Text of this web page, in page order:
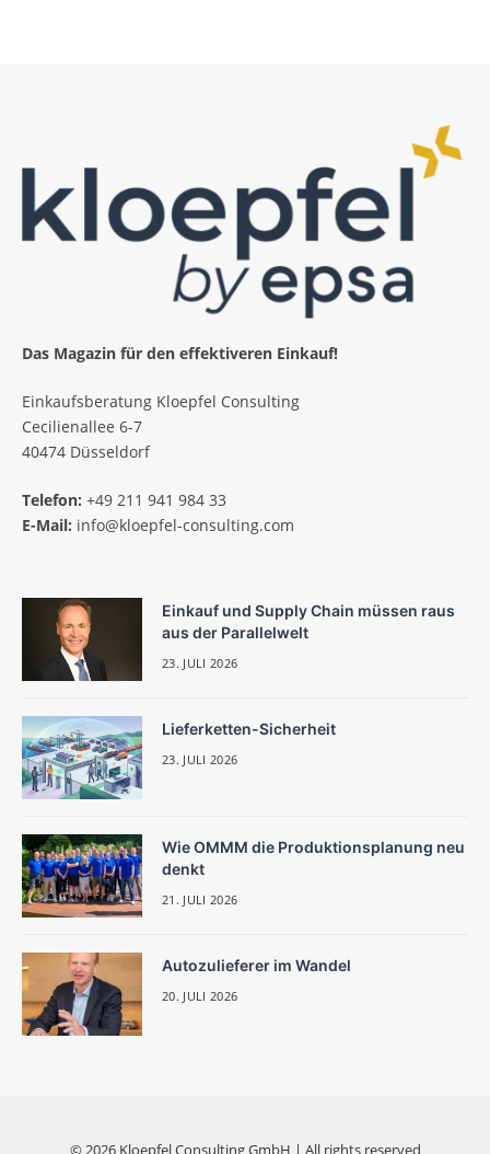
Das Magazin für den effektiveren Einkauf!
Einkaufsberatung Kloepfel Consulting
Cecilienallee 6-7
40474 Düsseldorf
Telefon: +49 211 941 984 33
E-Mail: info@kloepfel-consulting.com
Einkauf und Supply Chain müssen raus
aus der Parallelwelt
23. JULI 2026
Lieferketten-Sicherheit
23. JULI 2026
Wie OMMM die Produktionsplanung neu
denkt
21. JULI 2026
Autozulieferer im Wandel
20. JULI 2026
© 2026 Kloepfel Consulting GmbH | All rights reserved